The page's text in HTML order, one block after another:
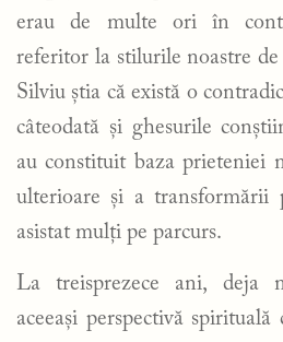
erau de multe ori în
referitor la stilurile noastre
Silviu știa că există o
câteodată și ghesurile
au constituit baza prieteniei
ulterioare și a transformării
asistat mulți pe parcurs.
La treisprezece ani, deja
aceeași perspectivă